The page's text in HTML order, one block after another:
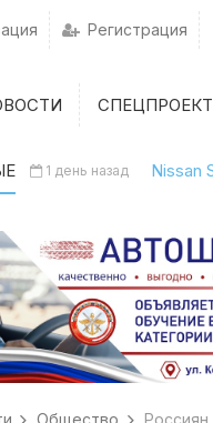
Регистрация
1 день назад Nissan